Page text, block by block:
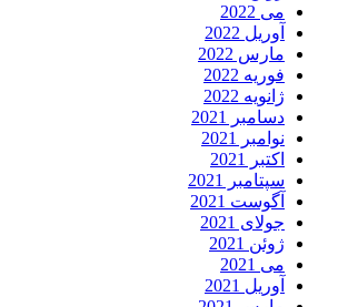
می 2022
آوریل 2022
مارس 2022
فوریه 2022
ژانویه 2022
دسامبر 2021
نوامبر 2021
اکتبر 2021
سپتامبر 2021
آگوست 2021
جولای 2021
ژوئن 2021
می 2021
آوریل 2021